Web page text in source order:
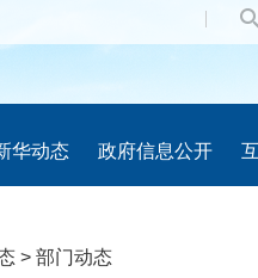
华动态 政府信息公开
> 部门动态